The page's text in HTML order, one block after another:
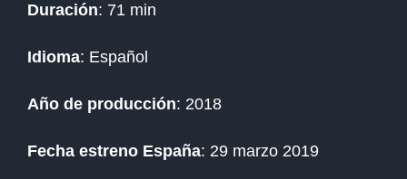
Duración: 71 min
Idioma: Español
Año de producción: 2018
Fecha estreno España: 29 marzo 2019